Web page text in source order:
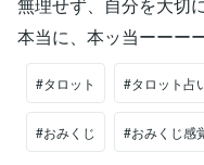
本当に、本ッ当ーーー
#タロット #タロット占
#おみくじ #おみくじ感